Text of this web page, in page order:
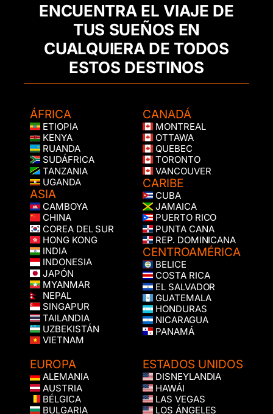
ENCUENTRA EL VIAJE DE
TUS SUEÑOS EN
CUALQUIERA DE TODOS
ESTOS DESTINOS
ÁFRICA
ETIOPIA
KENYA
RUANDA
SUDÁFRICA
TANZANIA
UGANDA
ASIA
CAMBOYA
CHINA
COREA DEL SUR
HONG KONG
INDIA
INDONESIA
JAPÓN
MYANMAR
NEPAL
SINGAPUR
TAILANDIA
UZBEKISTÁN
VIETNAM
CANADÁ
MONTREAL
OTTAWA
QUEBEC
TORONTO
VANCOUVER
CARIBE
CUBA
JAMAICA
PUERTO RICO
PUNTA CANA
REP. DOMINICANA
CENTROAMÉRICA
BELICE
COSTA RICA
EL SALVADOR
GUATEMALA
HONDURAS
NICARAGUA
PANAMÁ
EUROPA
ALEMANIA
AUSTRIA
BÉLGICA
BULGARIA
ESTADOS UNIDOS
DISNEYLANDIA
HAWÁI
LAS VEGAS
LOS ÁNGELES